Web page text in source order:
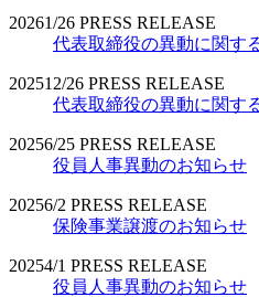
20261/26 PRESS RELEASE
代表取締役の異動に関す
202512/26 PRESS RELEASE
代表取締役の異動に関す
20256/25 PRESS RELEASE
役員人事異動のお知らせ
20256/2 PRESS RELEASE
保険事業譲渡のお知らせ
20254/1 PRESS RELEASE
役員人事異動のお知らせ